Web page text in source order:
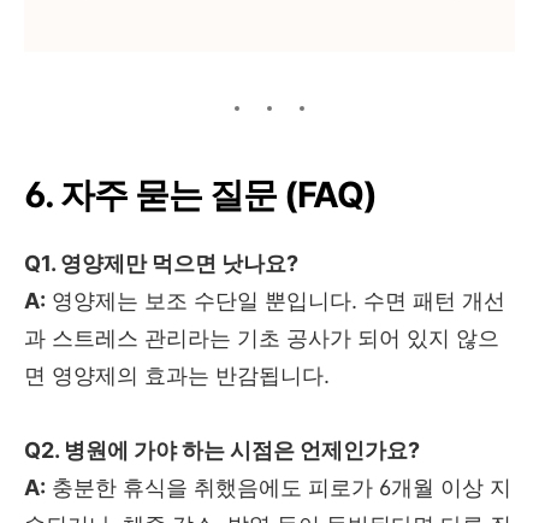
6. 자주 묻는 질문 (FAQ)
Q1. 영양제만 먹으면 낫나요?
A: 영양제는 보조 수단일 뿐입니다. 수면 패턴 개선
과 스트레스 관리라는 기초 공사가 되어 있지 않으
면 영양제의 효과는 반감됩니다.
Q2. 병원에 가야 하는 시점은 언제인가요?
A: 충분한 휴식을 취했음에도 피로가 6개월 이상 지